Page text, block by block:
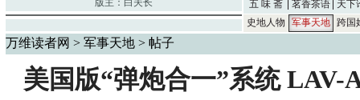
版主： 白夫长 五 味 斋 茗香茶语
天下
史地人物
军事天地 跨国
万维读者网 > 军事天地 > 帖子
美国版“弹炮合一”系统 LAV-